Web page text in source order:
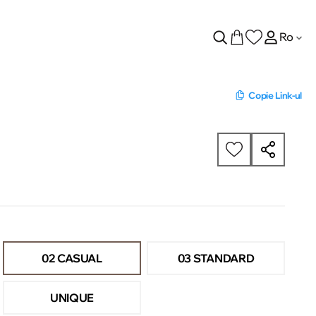
Ro
Copie Link-ul
02 CASUAL 03 STANDARD
UNIQUE